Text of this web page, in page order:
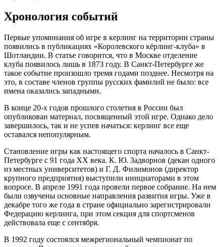
Хронология событий
Первые упоминания об игре в керлинг на территории страны
появились в публикациях «Королевского кёрлинг-клуба» в
Шотландии. В статье говорится, что в Москве отделение
клуба появилось лишь в 1873 году. В Санкт-Петербурге же
такое событие произошло тремя годами позднее. Несмотря на
это, в составе членов группы русских фамилий не было: все
имена оказались западными.
В конце 20-х годов прошлого столетия в России был
опубликован материал, посвященный этой игре. Однако дело
завершилось, так и не успев начаться: керлинг все еще
оставался непопулярным.
Становление игры как настоящего спорта началось в Санкт-
Петербурге с 91 года ХХ века. К. Ю. Задворнов (декан одного
из местных университетов) и Г. Д. Филимонов (директор
крупного предприятия) выступили инициаторами в этом
вопросе. В апреле 1991 года провели первое собрание. На нем
были озвучены основные направления развития игры. Уже в
декабре того же года в стране официально зарегистрировали
Федерацию керлинга, при этом секция для спортсменов
действовала еще с сентября.
В 1992 году состоялся межрегиональный чемпионат по